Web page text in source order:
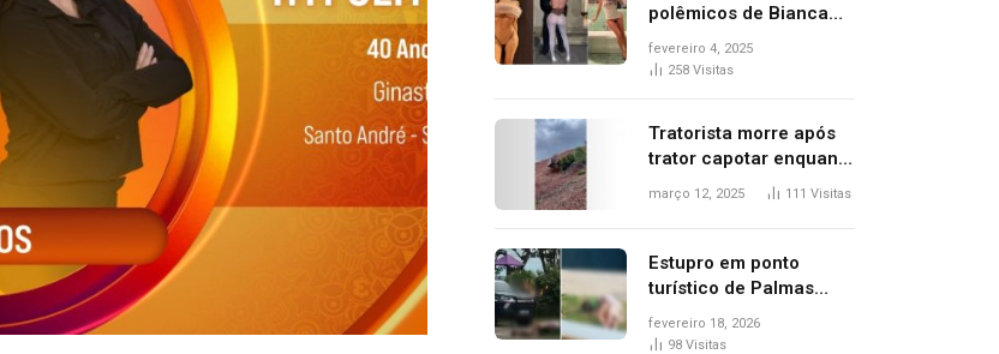
polêmicos de Bianca
Censori, esposa de
Kanye West que
fevereiro 4, 2025
258 Visitas
Tratorista morre após
trator capotar enquanto
removia vegetação em
março 12, 2025 111 Visitas
Estupro em ponto
turístico de Palmas
ocorreu em frente à
viatura e base de
fevereiro 18, 2026
98 Visitas